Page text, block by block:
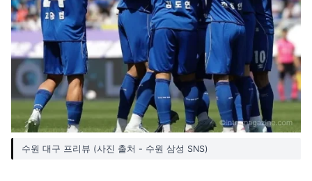
수원 대구 프리뷰 (사진 출처 - 수원 삼성 SNS)